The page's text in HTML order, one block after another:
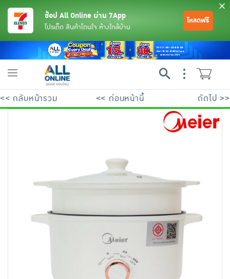
เครื่องดื่มและผงชงดื่ม
พระเครื่อง test pop
ช้อป All Online ผ่าน 7App
โปรเด็ด สินค้าโดนใจ ห้างใกล้บ้าน
โหลดฟรี
Toggle
<< กลับหน้ารวม << ก่อนหน้านี้ ถัดไป >>